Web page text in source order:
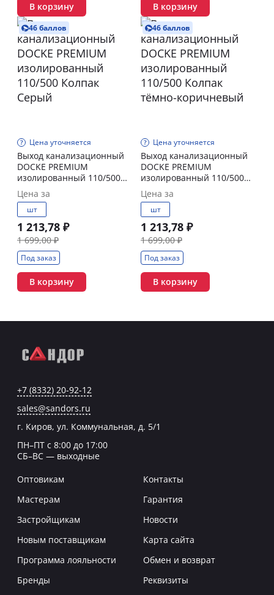
В корзину В корзину
46 баллов
Цена уточняется
Выход канализационный
DOCKE PREMIUM
изолированный 110/500
Колпак Серый
Цена за
шт
1 213,78 ₽
1 699,00 ₽
Под заказ
В корзину
46 баллов
Цена уточняется
Выход канализационный
DOCKE PREMIUM
изолированный 110/500
Колпак тёмно-коричневый
Цена за
шт
1 213,78 ₽
1 699,00 ₽
Под заказ
В корзину
+7 (8332) 20-92-12
sales@sandors.ru
г. Киров, ул. Коммунальная, д. 5/1
ПН–ПТ с 8:00 до 17:00
СБ–ВС — выходные
Оптовикам
Мастерам
Застройщикам
Новым поставщикам
Программа лояльности
Бренды
Контакты
Гарантия
Новости
Карта сайта
Обмен и возврат
Реквизиты